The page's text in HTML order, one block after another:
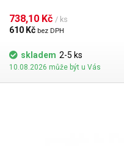
patice nebo přímé letování na
pouzdro PLCC o rozměru 7,3 x
738,10 Kč / ks
610 Kč bez DPH
skladem 2-5 ks
10.08.2026 může být u Vás